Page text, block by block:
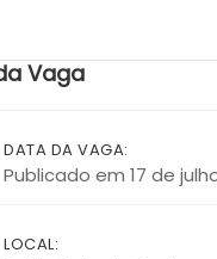
Vaga
DATA DA VAGA:
Publicado em 17 de
LOCAL: